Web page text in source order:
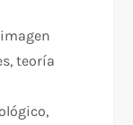
teoría